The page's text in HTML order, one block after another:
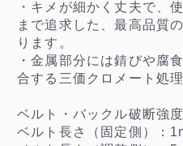
・キメが細かく丈夫で、
まで追求した、最高品質
ります。
・金属部分には錆びや腐
合する三価クロメート処
ベルト・バックル破断強
ベルト長さ（固定側）：